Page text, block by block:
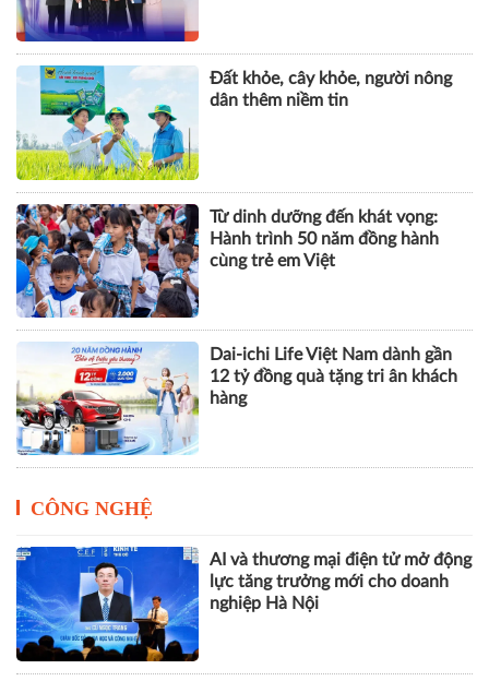
DOANH NGHIỆP
Cách Masan kiến tạo nội lực cho
chặng đường tăng trưởng tiếp
Đất khỏe, cây khỏe, người nông
dân thêm niềm tin
Từ dinh dưỡng đến khát vọng:
Hành trình 50 năm đồng hành
cùng trẻ em Việt
CÔNG NGHỆ